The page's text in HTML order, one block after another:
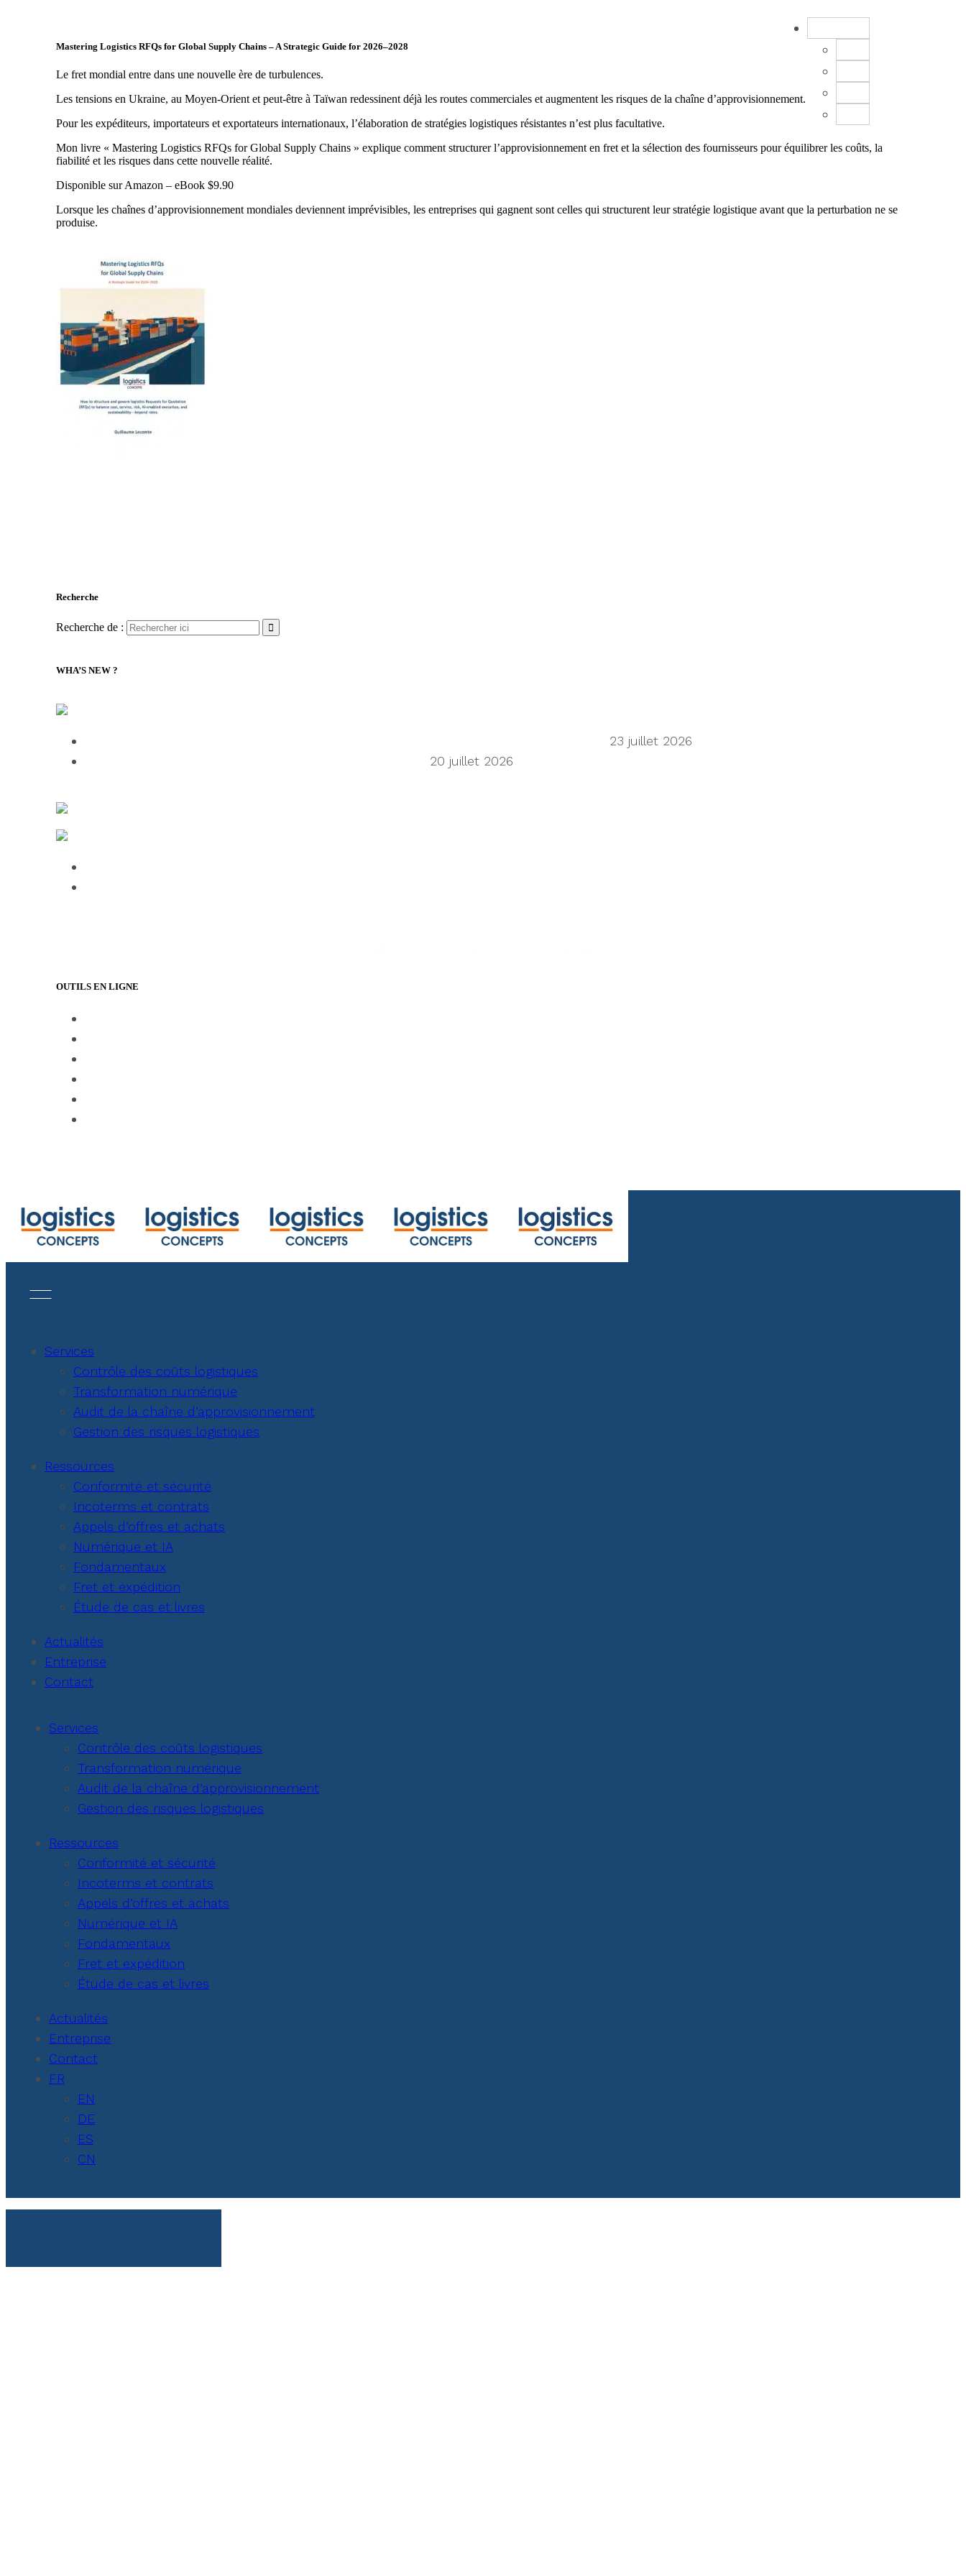
Mastering Logistics RFQs for Global Supply Chains – A Strategic Guide for 2026–2028
Le fret mondial entre dans une nouvelle ère de turbulences.
Les tensions en Ukraine, au Moyen-Orient et peut-être à Taïwan redessinent déjà les routes commerciales et augmentent les risques de la chaîne d’approvisionnement.
Pour les expéditeurs, importateurs et exportateurs internationaux, l’élaboration de stratégies logistiques résistantes n’est plus facultative.
Mon livre « Mastering Logistics RFQs for Global Supply Chains » explique comment structurer l’approvisionnement en fret et la sélection des fournisseurs pour équilibrer les coûts, la
fiabilité et les risques dans cette nouvelle réalité.
Disponible sur Amazon – eBook $9.90
Lorsque les chaînes d’approvisionnement mondiales deviennent imprévisibles, les entreprises qui gagnent sont celles qui structurent leur stratégie logistique avant que la perturbation ne se
produise.
Recherche
Recherche de :
WHA’S NEW ?
23 juillet 2026
20 juillet 2026
OUTILS EN LIGNE
Services
Contrôle des coûts logistiques
Transformation numérique
Audit de la chaîne d’approvisionnement
Gestion des risques logistiques
Ressources
Conformité et sécurité
Incoterms et contrats
Appels d’offres et achats
Numérique et IA
Fondamentaux
Fret et expédition
Étude de cas et livres
Actualités
Entreprise
Contact
Services
Contrôle des coûts logistiques
Transformation numérique
Audit de la chaîne d’approvisionnement
Gestion des risques logistiques
Ressources
Conformité et sécurité
Incoterms et contrats
Appels d’offres et achats
Numérique et IA
Fondamentaux
Fret et expédition
Étude de cas et livres
Actualités
Entreprise
Contact
FR
EN
DE
ES
CN